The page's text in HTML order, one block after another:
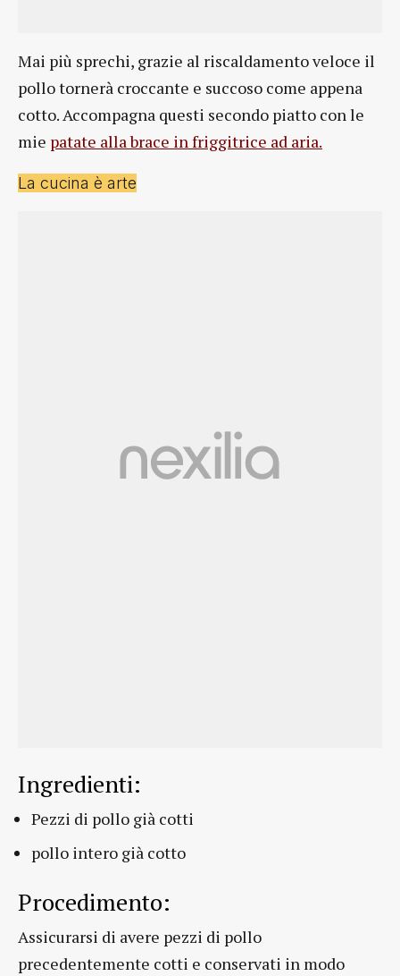
Mai più sprechi, grazie al riscaldamento veloce il
pollo tornerà croccante e succoso come appena
cotto. Accompagna questi secondo piatto con le
mie patate alla brace in friggitrice ad aria.
La cucina è arte
Ingredienti:
Pezzi di pollo già cotti
pollo intero già cotto
Procedimento:
Assicurarsi di avere pezzi di pollo
precedentemente cotti e conservati in modo